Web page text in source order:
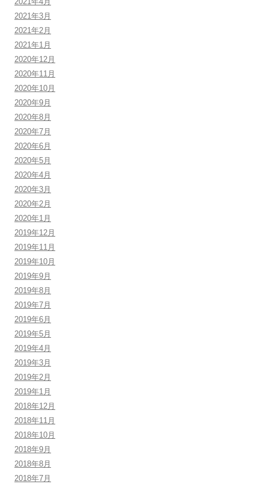
2021年3月
2021年2月
2021年1月
2020年12月
2020年11月
2020年10月
2020年9月
2020年8月
2020年7月
2020年6月
2020年5月
2020年4月
2020年3月
2020年2月
2020年1月
2019年12月
2019年11月
2019年10月
2019年9月
2019年8月
2019年7月
2019年6月
2019年5月
2019年4月
2019年3月
2019年2月
2019年1月
2018年12月
2018年11月
2018年10月
2018年9月
2018年8月
2018年7月